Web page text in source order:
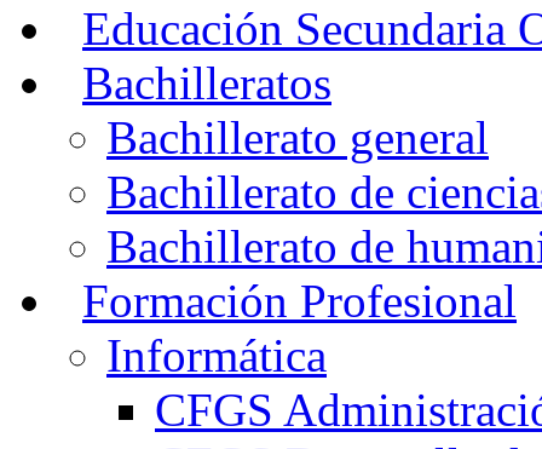
Educación Secundaria
Bachilleratos
Bachillerato general
Bachillerato de
Bachillerato de
Formación Profesional
Informática
CFGS